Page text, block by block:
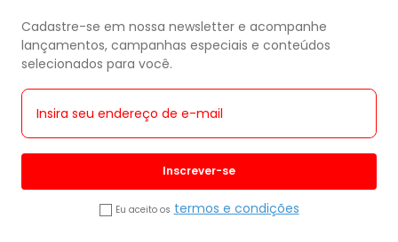
Cadastre-se em nossa newsletter e acompanhe
lançamentos, campanhas especiais e conteúdos
selecionados para você.
Inscrever-se
Eu aceito os termos e condições